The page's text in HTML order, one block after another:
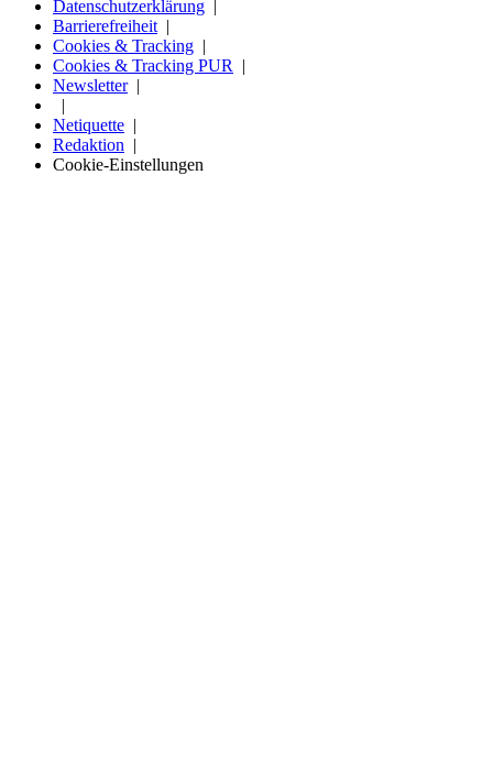
Datenschutzerklärung
Barrierefreiheit
Cookies & Tracking
Cookies & Tracking PUR
Newsletter
Netiquette
Redaktion
Cookie-Einstellungen